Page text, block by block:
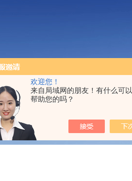
欢迎您！
来自局域网的朋友！有什么可以
帮助您的吗？